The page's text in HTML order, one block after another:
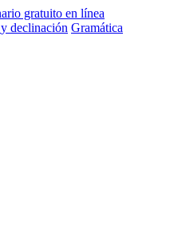
y declinación Gramática